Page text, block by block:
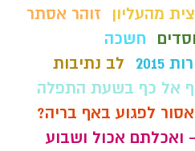
מהעליון
זוהר אסתר
חשכה
לב נתיבות
אל כף בשעת התפלה
לפגוע באף בריה?
ואכלתם אכול ושבוע